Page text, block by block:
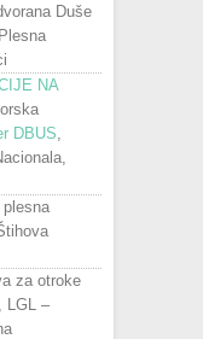
Duše
NA
DBUS
, plesna
za otroke
LGL –